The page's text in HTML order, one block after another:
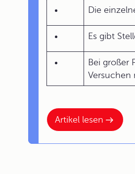
Artikel lesen
Die
Es gibt
Bei großer
Versuchen